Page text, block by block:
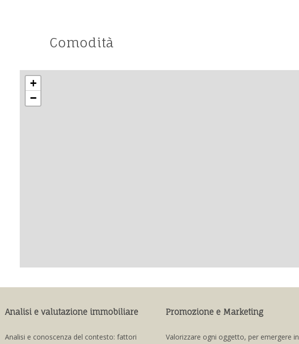
Comodità
+
−
Analisi e valutazione immobiliare
Analisi e conoscenza del contesto: fattori
Promozione e Marketing
Valorizzare ogni oggetto, per emergere in